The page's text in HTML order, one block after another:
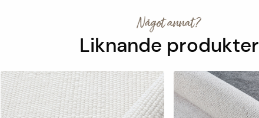
Något annat?
Liknande produkter